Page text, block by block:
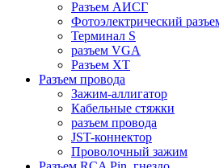
Разъем АИСГ
Фотоэлектрический
Терминал S
разъем VGA
Разъем ХТ
Разъем провода
Зажим-аллигатор
Кабельные стяжки
разъем провода
JST-коннектор
Проволочный зажим